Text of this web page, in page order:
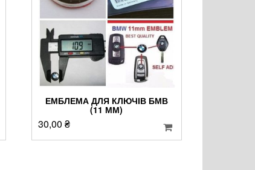
ЕМБЛЕМА ДЛЯ КЛЮЧІВ БМВ
(11 ММ)
30,00₴